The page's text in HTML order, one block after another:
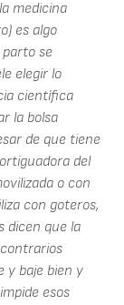
medicina
es algo
se
elegir lo
científica
la bolsa
de que tiene
del
o con
con goteros,
dicen que la
y baje bien y
esos